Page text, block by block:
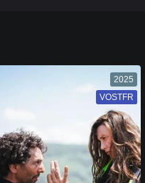
2025
VF
VOSTFR